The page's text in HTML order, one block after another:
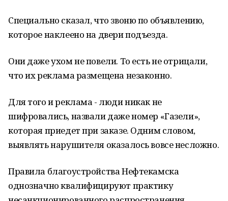
Специально сказал, что звоню по объявлению,
которое наклеено на двери подъезда.
Они даже ухом не повели. То есть не отрицали,
что их реклама размещена незаконно.
Для того и реклама - люди никак не
шифровались, назвали даже номер «Газели»,
которая приедет при заказе. Одним словом,
выявлять нарушителя оказалось вовсе несложно.
Правила благоустройства Нефтекамска
однозначно квалифицируют практику